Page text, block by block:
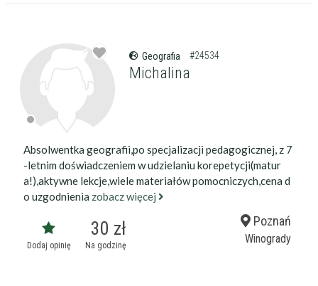
Geografia #24534
Michalina
Absolwentka geografii,po specjalizacji pedagogicznej, z 7
-letnim doświadczeniem w udzielaniu korepetycji(matur
a!),aktywne lekcje,wiele materiałów pomocniczych,cena d
o uzgodnienia zobacz więcej
Dodaj opinię
30 zł
Na godzinę
Poznań
Winogrady